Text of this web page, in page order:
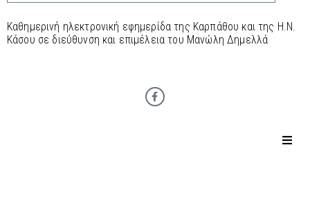
Καθημερινή ηλεκτρονική εφημερίδα της Καρπάθου και της Η.Ν.
Κάσου σε διεύθυνση και επιμέλεια του Μανώλη Δημελλά